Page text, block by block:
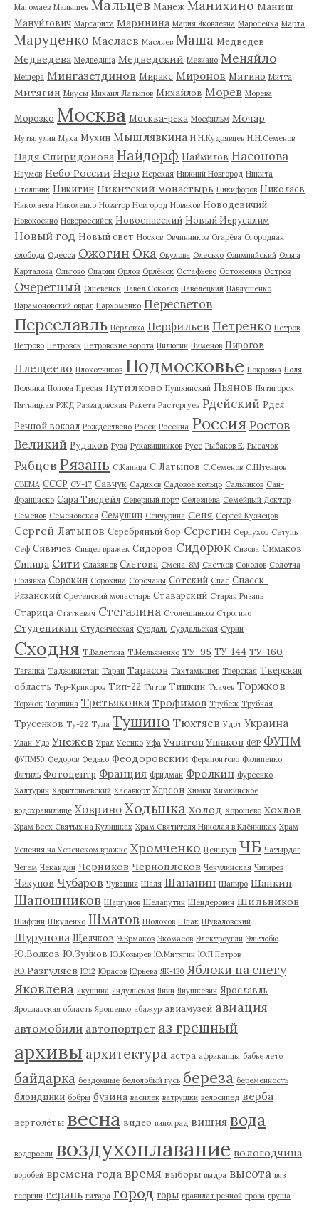
Магомаев Малышев Мальцев Манеж Манихино Маниш
Мануйлович Маргарита Маринина Мария Яковлевна Маросейка Марта
Маруценко Маслаев Масляев Маша Медведев
Медведева Медведица Медведский Мезиано Меняйло
Мещера Мингазетдинов Миракс Миронов Митино Митта
Митягин Миусы Михаил Латыпов Михайлов Морев Морева
Морозко Москва Москва-река Мосфильм Мочар
Мутыгулин Муха Мухин Мышлявкина Н.Н.Кудрявцев Н.Н.Семенов
Надя Спиридонова Найдорф Наймилов Насонова
Наумов Небо России Неро Нерская Нижний Новгород Никита
Столпник Никитин Никитский монастырь Никифоров Николаев
Николаева Николенко Новатор Новгород Новиков Новодевичий
Новокосино Новороссийск Новоспасский Новый Иерусалим
Новый год Новый свет Носков Овчинников Огарёва Огородная
слобода Одесса Ожогин Ока Окулова Олесько Олимпийский Ольга
Карталова Ольгово Опарин Орлов Орлёнок Остафьево Остоженка Остров
Очеретный Ошевенск Павел Соколов Павелецкий Павлушенко
Парамоновский овраг Пархоменко Пересветов
Переславль Перловка Перфильев Петренко Петров
Петрово Петровск Петровские ворота Пилюгин Пименов Пирогов
Плещеево Плохотников Подмосковье Покровка Поля
Полянка Попова Пресня Путилково Пушкинский Пьянов Пятигорск
Пятницкая РЖД Развадовская Ракета Расторгуев Рдейский Рдея
Речной вокзал Рождествено Росси Россина Россия Ростов
Великий Рудаков Руза Рукавишников Русе Рыбаков Е. Рысачок
Рябцев Рязань С.Капица С.Латыпов С.Семенов С.Штенцов
СВЕМА СССР СУ-17 Савчук Садиков Садовое кольцо Сальников Сан-
Франциско Сара Тисдейл Северный порт Селезнева Семейный Доктор
Семенов Семеновская Семушин Сенчурина Сеня Сергей Кузнецов
Сергей Латыпов Серебряный бор Серегин Серпухов Сетунь
Сеф Сивичев Сивцев вражек Сидоров Сидорюк Сизова Симаков
Синица Сити Славянов Слетова Смена-8М Снетков Соколов Солотча
Солянка Сорокин Сорокина Сорочаны Сотский Спас Спасск-
Рязанский Сретенский монастырь Ставарский Старая Рязань
Старица Статкевич Стегалина Столешников Строгино
Студеникин Студенческая Суздаль Суздальская Сурин
Сходня Т.Валетина Т.Мельяненко ТУ-95 ТУ-144 ТУ-160
Таганка Таджикистан Таран Тарасов Тахтамышев Тверская Тверская
область Тер-Крикоров Тип-22 Титов Тишкин Ткачев Торжков
Торжок Торшина Третьяковка Трофимов Трубеж Трубная
Трусенков Ту-22 Тула Тушино Тюхтяев Удот Украина
Улан-Удэ Унежев Урал Усенко Уфа Учватов Ушаков ФВР ФУПМ
ФУПМ50 Федоров Федько Феодоровский Ферапонтово Филипенко
Фитиль Фотоцентр Франция Фридман Фролкин Фурсенко
Халтурин Харитоньевский Хасавюрт Херсон Химки Химкинское
водохранилище Ховрино Ходынка Холод Хорошево Хохлов
Храм Всех Святых на Кулишках Храм Святителя Николая в Клённиках Храм
Успения на Успенском вражке Хромченко Ценькуш ЧБ Чатырдаг
Чегем Чекандин Черников Черноплеков Чечулинская Чигирев
Чикунов Чубаров Чувашия Шаля Шананин Шапиро Шапкин
Шапошников Шаргунов Шелапутин Шендерович Шильников
Шифрин Шкуленко Шматов Шолохов Шпак Шуваловский
Шурупова Щелчков Э.Ермаков Экомасов Электроугли Эльтюбю
Ю.Волков Ю.Зуйков Ю.Козырев Ю.Митягин Ю.П.Петров
Ю.Разгуляев Ю12 Юрасов Юрьева ЯК-130 Яблоки на снегу
Яковлева Якушина Яндульская Янин Янушкевич Ярославль
Ярославская область Ярошенко абажур авиамузей авиация
автомобили автопортрет аз грешный
архивы архитектура астра африканцы бабье лето
байдарка бездомные белолобый гусь береза беременность
блондинки бобры бузина василек ватрушки велосипед верба
вертолёты весна видео виноград вишня вода
водоросли воздухоплавание вологодчина
воробей времена года время выборы выдра высота вяз
георгин герань гитара город горы гравилат речной гроза груша